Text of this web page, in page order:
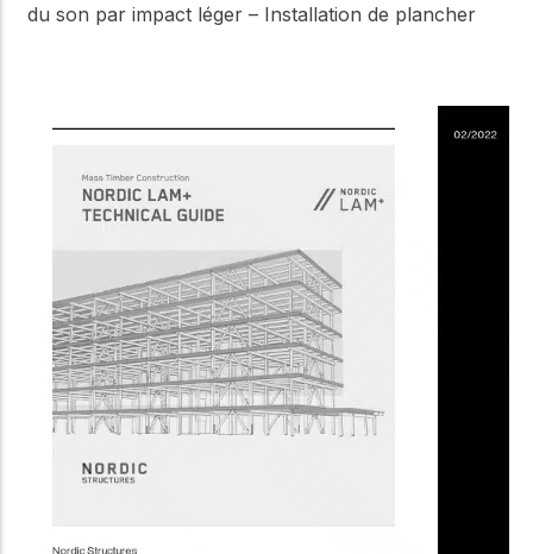
du son par impact léger – Installation de plancher